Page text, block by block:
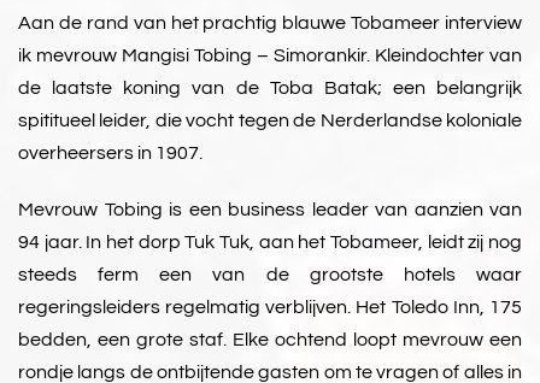
Aan de rand van het prachtig blauwe Tobameer interview
ik mevrouw Mangisi Tobing – Simorankir. Kleindochter van
de laatste koning van de Toba Batak; een belangrijk
spititueel leider, die vocht tegen de Nerderlandse koloniale
overheersers in 1907.
Mevrouw Tobing is een business leader van aanzien van
94 jaar. In het dorp Tuk Tuk, aan het Tobameer, leidt zij nog
steeds ferm een van de grootste hotels waar
regeringsleiders regelmatig verblijven. Het Toledo Inn, 175
bedden, een grote staf. Elke ochtend loopt mevrouw een
rondje langs de ontbijtende gasten om te vragen of alles in